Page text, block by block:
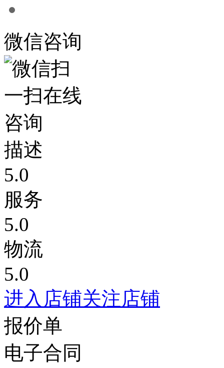
微信咨询
描述
5.0
服务
5.0
物流
5.0
进入店铺关注店铺
报价单
电子合同